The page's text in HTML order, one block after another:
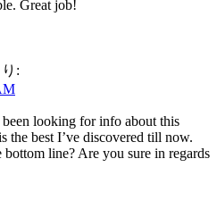
Great job!
:
looking for info about this
the best I’ve discovered till now.
line? Are you sure in regards